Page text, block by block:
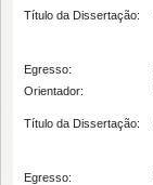
Título da Dissertação:
Egresso:
Orientador:
Título da Dissertação:
Egresso: